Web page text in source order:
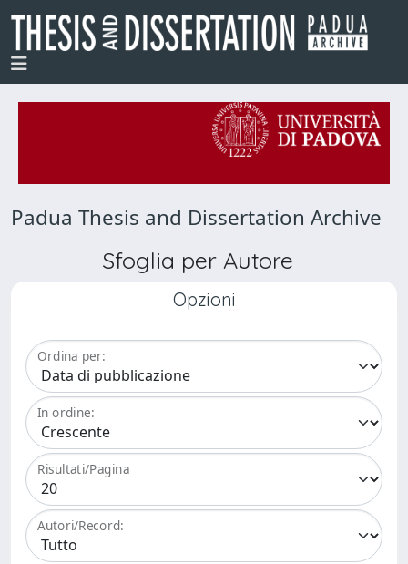
Padua Thesis and Dissertation Archive
Sfoglia per Autore
Opzioni
Ordina per:
In ordine:
Risultati/Pagina
Autori/Record: